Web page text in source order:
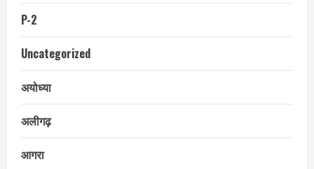
P-2
Uncategorized
अयोध्या
अलीगढ़
आगरा